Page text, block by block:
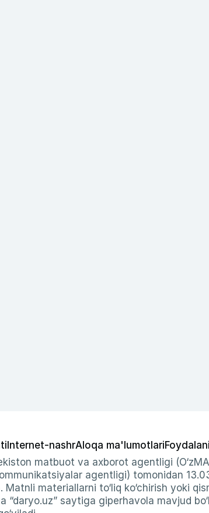
Internet-nashrAloqa ma'lumotlari
matbuot va axborot agentligi
agentligi) tomonidan
materiallarni to‘liq ko‘chirish yoki
saytiga giperhavola mavjud